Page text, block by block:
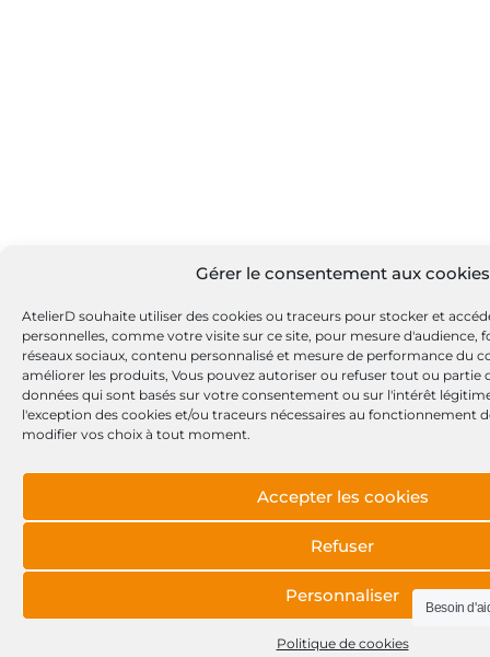
Gérer le consentement aux cookies
AtelierD souhaite utiliser des cookies ou traceurs pour stocker et
personnelles, comme votre visite sur ce site, pour mesure d'audience,
réseaux sociaux, contenu personnalisé et mesure de performance du
améliorer les produits, Vous pouvez autoriser ou refuser tout ou partie
données qui sont basés sur votre consentement ou sur l'intérêt
l'exception des cookies et/ou traceurs nécessaires au fonctionnement
modifier vos choix à tout moment.
Accepter les cookies
Refuser
Personnaliser
Politique de cookies
Besoin